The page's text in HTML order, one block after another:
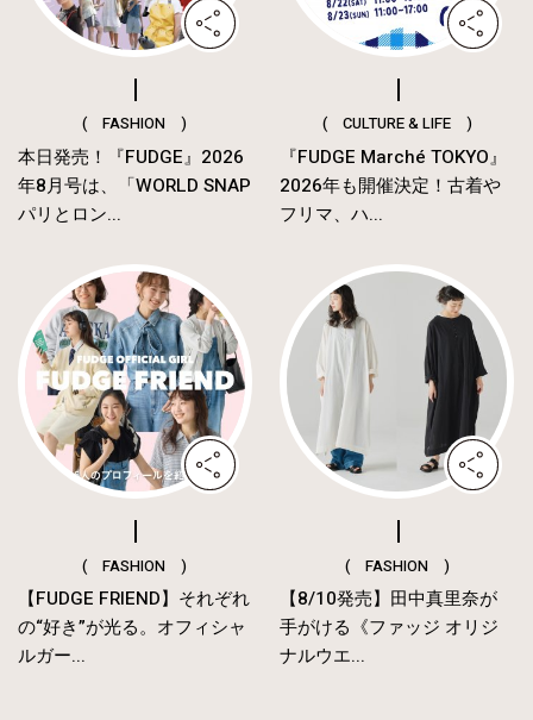
( FASHION )
本日発売！『FUDGE』2026
年8月号は、「WORLD SNAP
パリとロン...
( CULTURE & LIFE )
『FUDGE Marché TOKYO』
2026年も開催決定！古着や
フリマ、ハ...
( FASHION )
【FUDGE FRIEND】それぞれ
の“好き”が光る。オフィシャ
ルガー...
( FASHION )
【8/10発売】田中真里奈が
手がける《ファッジ オリジ
ナルウエ...